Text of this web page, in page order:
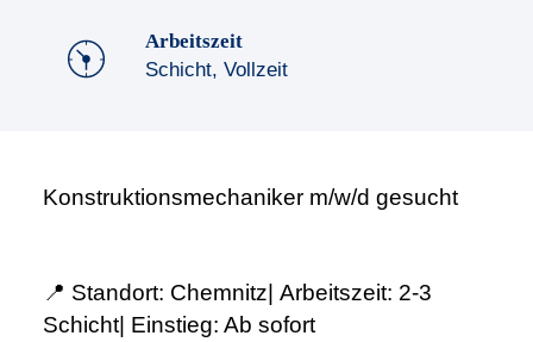
Arbeitszeit
Schicht, Vollzeit
Konstruktionsmechaniker m/w/d gesucht
📍 Standort: Chemnitz| Arbeitszeit: 2-3
Schicht| Einstieg: Ab sofort